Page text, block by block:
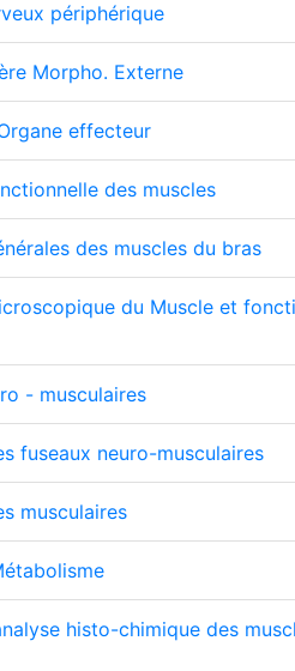
périphérique
Morpho. Externe
effecteur
des muscles
des muscles du bras
du Muscle et
- musculaires
fuseaux neuro-musculaires
musculaires
histo-chimique des